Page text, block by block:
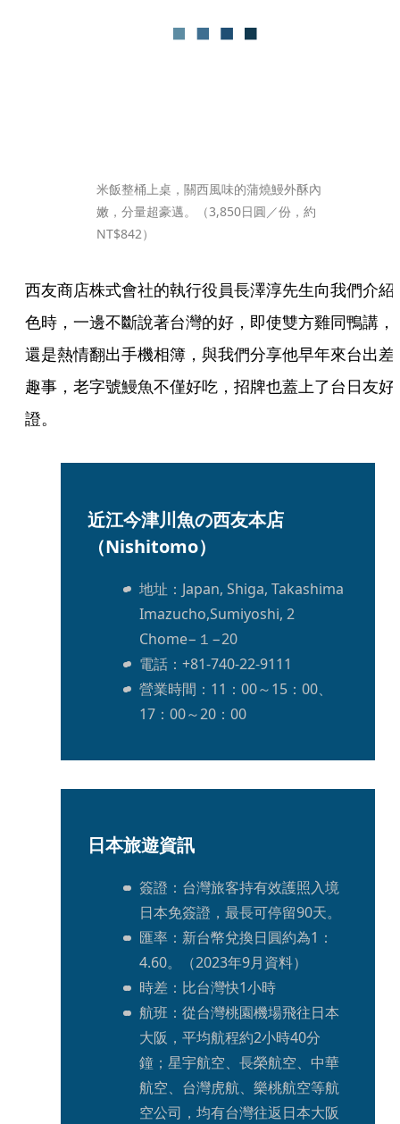
米飯整桶上桌，關西風味的蒲燒鰻外酥內
嫩，分量超豪邁。（3,850日圓／份，約
NT$842）
西友商店株式會社的執行役員長澤淳先生向我們介紹
色時，一邊不斷說著台灣的好，即使雙方雞同鴨講，
還是熱情翻出手機相簿，與我們分享他早年來台出差
趣事，老字號鰻魚不僅好吃，招牌也蓋上了台日友好
證。
近江今津川魚の西友本店
（Nishitomo）
地址：Japan, Shiga, Takashima
Imazucho,Sumiyoshi, 2
Chome−１−20
電話：+81-740-22-9111
營業時間：11：00～15：00、
17：00～20：00
日本旅遊資訊
簽證：台灣旅客持有效護照入境
日本免簽證，最長可停留90天。
匯率：新台幣兌換日圓約為1：
4.60。（2023年9月資料）
時差：比台灣快1小時
航班：從台灣桃園機場飛往日本
大阪，平均航程約2小時40分
鐘；星宇航空、長榮航空、中華
航空、台灣虎航、樂桃航空等航
空公司，均有台灣往返日本大阪